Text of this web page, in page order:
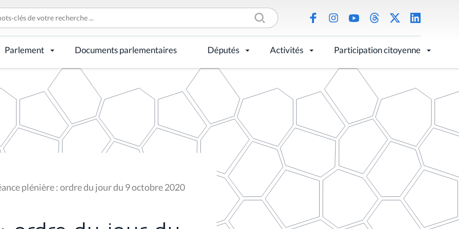
Parlement Documents parlementaires Députés Activités Participation citoyenne
plénière : ordre du jour du 9 octobre 2020